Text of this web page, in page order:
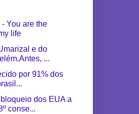
You are the
life
e do
...
por 91% dos
dos EUA a
conse...